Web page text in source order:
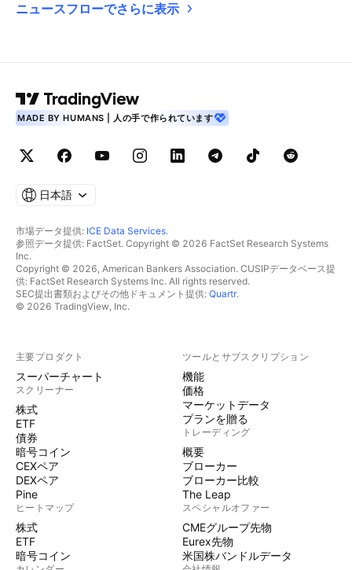
ニュースフローでさらに表示
MADE BY HUMANS | 人の手で作られています
日本語
市場データ提供: ICE Data Services.
参照データ提供: FactSet. Copyright © 2026 FactSet Research Systems
Inc.
Copyright © 2026, American Bankers Association. CUSIPデータベース提
供: FactSet Research Systems Inc. All rights reserved.
SEC提出書類およびその他ドキュメント提供: Quartr.
© 2026 TradingView, Inc.
主要プロダクト
スーパーチャート
スクリーナー
株式
ETF
債券
暗号コイン
CEXペア
DEXペア
Pine
ヒートマップ
株式
ETF
暗号コイン
ツールとサブスクリプション
機能
価格
マーケットデータ
プランを贈る
トレーディング
概要
ブローカー
ブローカー比較
The Leap
スペシャルオファー
CMEグループ先物
Eurex先物
米国株バンドルデータ